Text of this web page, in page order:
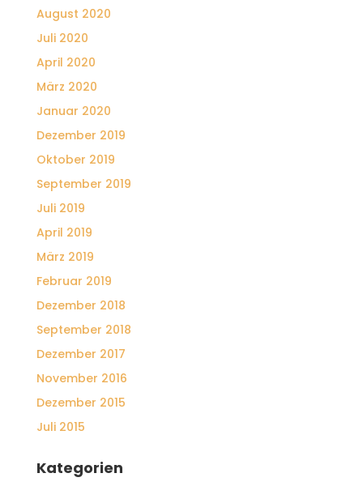
August 2020
Juli 2020
April 2020
März 2020
Januar 2020
Dezember 2019
Oktober 2019
September 2019
Juli 2019
April 2019
März 2019
Februar 2019
Dezember 2018
September 2018
Dezember 2017
November 2016
Dezember 2015
Juli 2015
Kategorien